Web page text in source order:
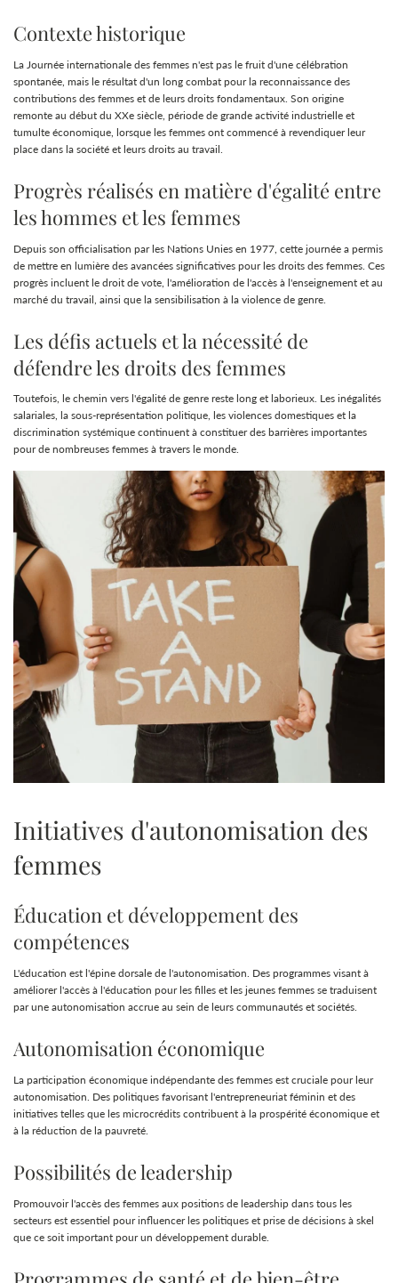
Contexte historique
La Journée internationale des femmes n'est pas le fruit d'une célébration
spontanée, mais le résultat d'un long combat pour la reconnaissance des
contributions des femmes et de leurs droits fondamentaux. Son origine
remonte au début du XXe siècle, période de grande activité industrielle et
tumulte économique, lorsque les femmes ont commencé à revendiquer leur
place dans la société et leurs droits au travail.
Progrès réalisés en matière d'égalité entre
les hommes et les femmes
Depuis son officialisation par les Nations Unies en 1977, cette journée a permis
de mettre en lumière des avancées significatives pour les droits des femmes. Ces
progrès incluent le droit de vote, l'amélioration de l'accès à l'enseignement et au
marché du travail, ainsi que la sensibilisation à la violence de genre.
Les défis actuels et la nécessité de
défendre les droits des femmes
Toutefois, le chemin vers l'égalité de genre reste long et laborieux. Les inégalités
salariales, la sous-représentation politique, les violences domestiques et la
discrimination systémique continuent à constituer des barrières importantes
pour de nombreuses femmes à travers le monde.
Initiatives d'autonomisation des
femmes
Éducation et développement des
compétences
L'éducation est l'épine dorsale de l'autonomisation. Des programmes visant à
améliorer l'accès à l'éducation pour les filles et les jeunes femmes se traduisent
par une autonomisation accrue au sein de leurs communautés et sociétés.
Autonomisation économique
La participation économique indépendante des femmes est cruciale pour leur
autonomisation. Des politiques favorisant l'entrepreneuriat féminin et des
initiatives telles que les microcrédits contribuent à la prospérité économique et
à la réduction de la pauvreté.
Possibilités de leadership
Promouvoir l'accès des femmes aux positions de leadership dans tous les
secteurs est essentiel pour influencer les politiques et prise de décisions à skel
que ce soit important pour un développement durable.